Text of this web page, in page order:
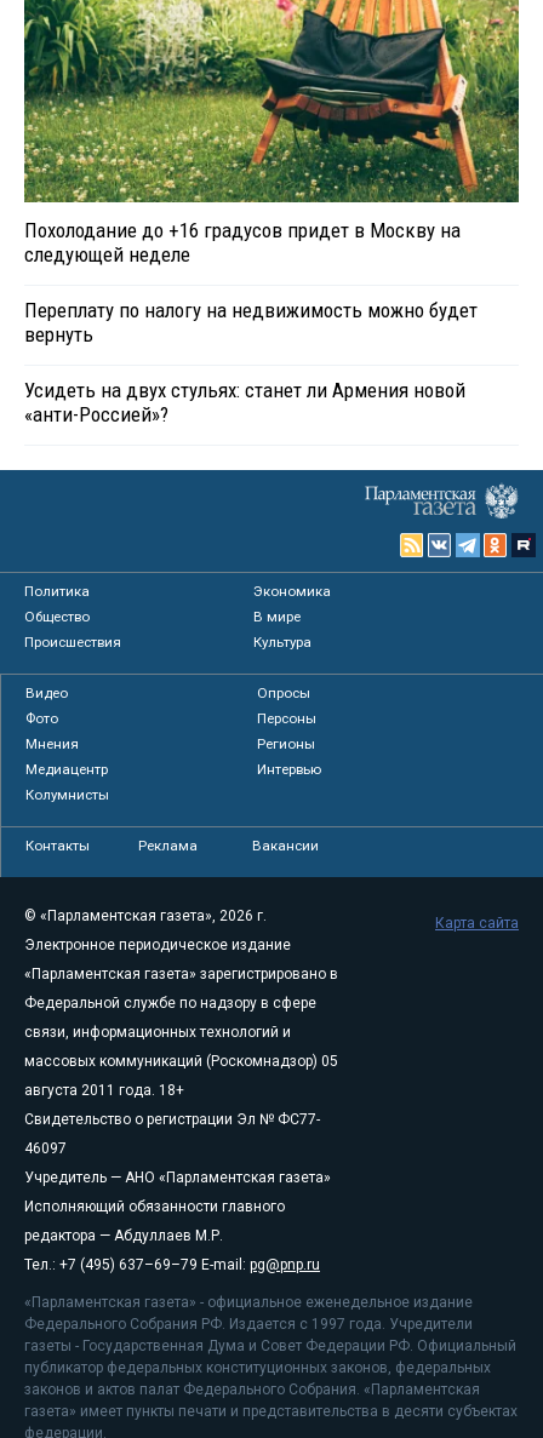
Похолодание до +16 градусов придет в Москву на
следующей неделе
Переплату по налогу на недвижимость можно будет
вернуть
Усидеть на двух стульях: станет ли Армения новой
«анти-Россией»?
Политика
Экономика
Общество
В мире
Происшествия
Культура
Видео
Опросы
Фото
Персоны
Мнения
Регионы
Медиацентр
Интервью
Колумнисты
Контакты Реклама Вакансии
© «Парламентская газета», 2026 г.
Электронное периодическое издание
«Парламентская газета» зарегистрировано в
Федеральной службе по надзору в сфере
связи, информационных технологий и
массовых коммуникаций (Роскомнадзор) 05
августа 2011 года. 18+
Свидетельство о регистрации Эл № ФС77-
46097
Учредитель — АНО «Парламентская газета»
Исполняющий обязанности главного
редактора — Абдуллаев М.Р.
Тел.: +7 (495) 637–69–79 E-mail: pg@pnp.ru
«Парламентская газета» - официальное еженедельное издание
Федерального Собрания РФ. Издается с 1997 года. Учредители
газеты - Государственная Дума и Совет Федерации РФ. Официальный
публикатор федеральных конституционных законов, федеральных
законов и актов палат Федерального Собрания. «Парламентская
газета» имеет пункты печати и представительства в десяти субъектах
федерации.
Карта сайта